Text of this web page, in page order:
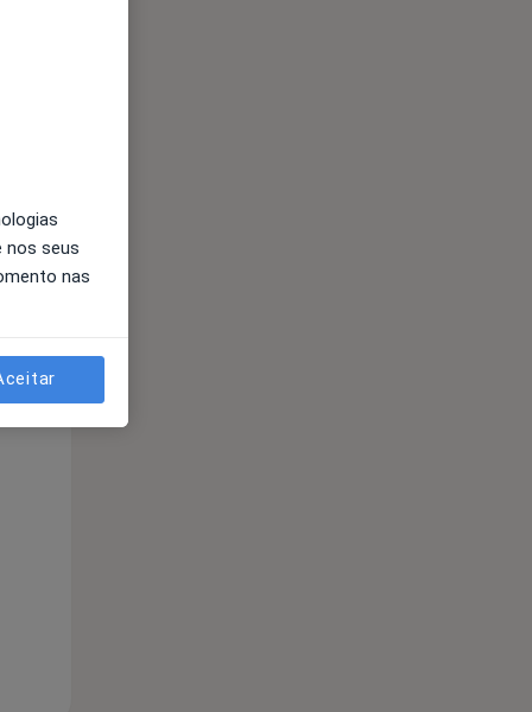
Segunda-feira
nos seus
nas